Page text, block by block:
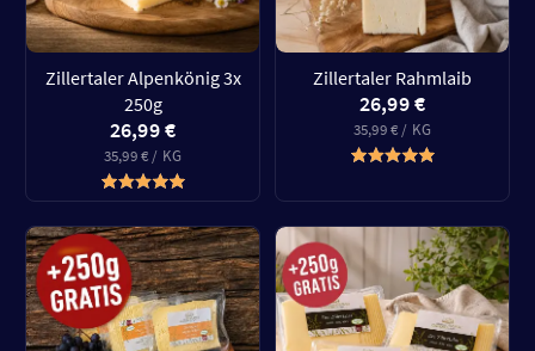
Zillertaler Alpenkönig 3x
250g
26,99 €
35,99 € / KG
Zillertaler Rahmlaib
26,99 €
35,99 € / KG